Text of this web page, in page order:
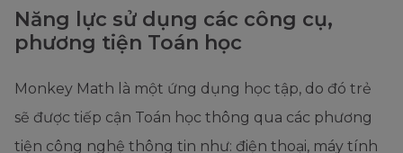
Năng lực sử dụng các công cụ,
phương tiện Toán học
Monkey Math là một ứng dụng học tập, do đó trẻ
sẽ được tiếp cận Toán học thông qua các phương
tiện công nghệ thông tin như: điện thoại, máy tính